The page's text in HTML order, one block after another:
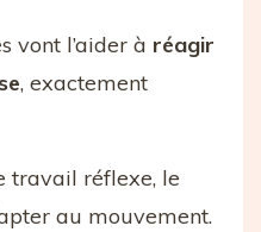
vont l’aider à réagir
, exactement
travail réflexe, le
au mouvement.